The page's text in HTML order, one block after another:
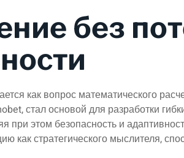
без
как вопрос математического
стал основой для разработки
при этом безопасность и
как стратегического мыслителя,